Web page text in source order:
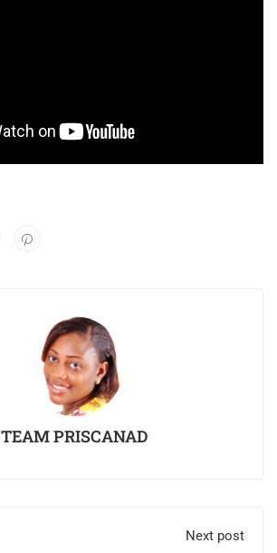
TEAM PRISCANAD
Next post